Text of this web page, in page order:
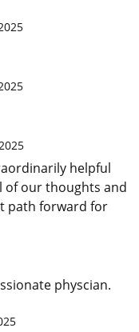
helpful
of our thoughts and
path forward for
physcian.